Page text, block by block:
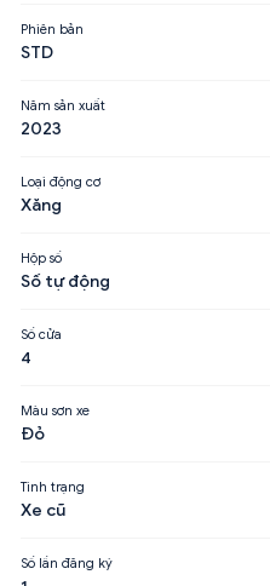
Phiên bản
STD
Năm sản xuất
2023
Loại động cơ
Xăng
Hộp số
Số tự động
Số cửa
4
Màu sơn xe
Đỏ
Tình trạng
Xe cũ
Số lần đăng ký